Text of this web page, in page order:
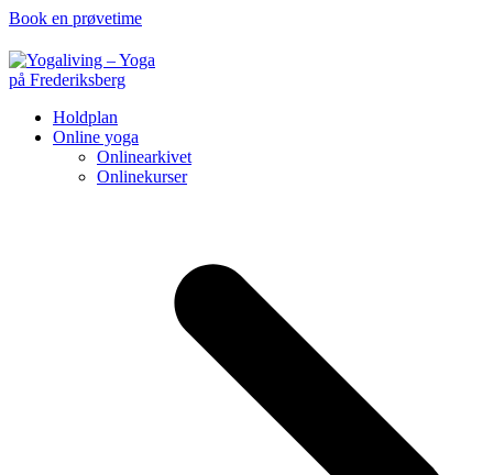
Book en prøvetime
Holdplan
Online yoga
Onlinearkivet
Onlinekurser